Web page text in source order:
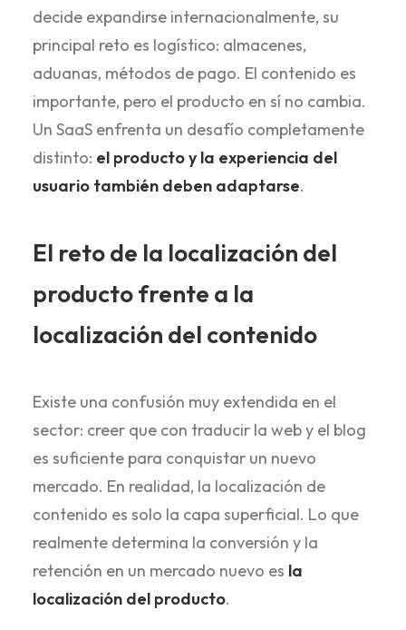
decide expandirse internacionalmente, su
principal reto es logístico: almacenes,
aduanas, métodos de pago. El contenido es
importante, pero el producto en sí no cambia.
Un SaaS enfrenta un desafío completamente
distinto: el producto y la experiencia del
usuario también deben adaptarse.
El reto de la localización del
producto frente a la
localización del contenido
Existe una confusión muy extendida en el
sector: creer que con traducir la web y el blog
es suficiente para conquistar un nuevo
mercado. En realidad, la localización de
contenido es solo la capa superficial. Lo que
realmente determina la conversión y la
retención en un mercado nuevo es la
localización del producto.